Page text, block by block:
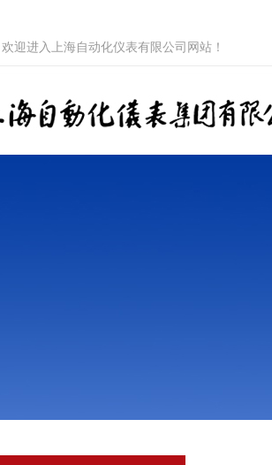
迎进入上海自动化仪表有限公司网站！